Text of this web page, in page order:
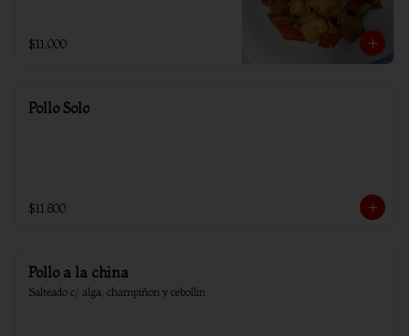
$11.000
Pollo Solo
$11.800
Pollo a la china
Salteado c/ alga, champiñon y cebollin